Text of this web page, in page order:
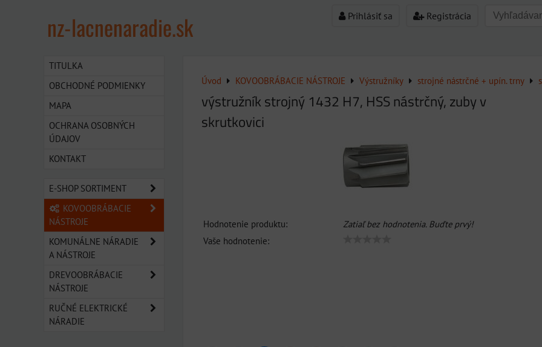
Prihlásiť sa Registrácia
nz-lacnenaradie.sk
Úvod KOVOOBRÁBACIE NÁSTROJE Výstružníky strojné nástrčné + upín. trny
výstružník strojný 1432 H7, HSS nástrčný, zuby v
skrutkovici
Hodnotenie produktu:
Zatiaľ bez hodnotenia. Buďte prvý!
Vaše hodnotenie:
TITULKA
OBCHODNÉ PODMIENKY
MAPA
OCHRANA OSOBNÝCH
ÚDAJOV
KONTAKT
E-SHOP SORTIMENT
KOVOOBRÁBACIE
NÁSTROJE
KOMUNÁLNE NÁRADIE
A NÁSTROJE
DREVOOBRÁBACIE
NÁSTROJE
RUČNÉ ELEKTRICKÉ
NÁRADIE